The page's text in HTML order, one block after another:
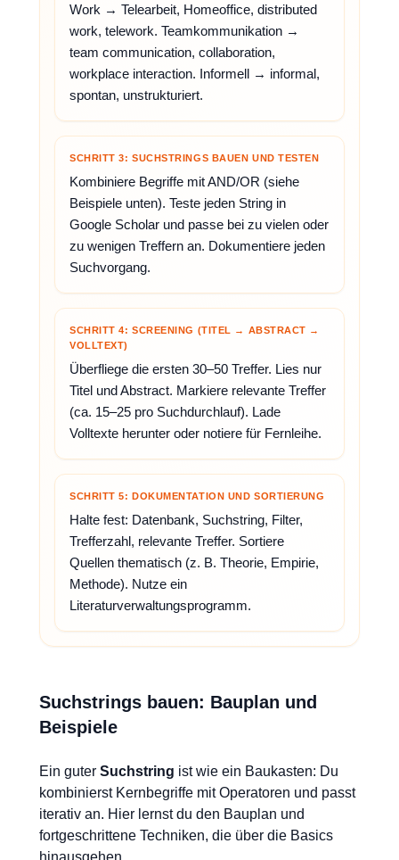
Work → Telearbeit, Homeoffice, distributed
work, telework. Teamkommunikation →
team communication, collaboration,
workplace interaction. Informell → informal,
spontan, unstrukturiert.
SCHRITT 3: SUCHSTRINGS BAUEN UND TESTEN
Kombiniere Begriffe mit AND/OR (siehe
Beispiele unten). Teste jeden String in
Google Scholar und passe bei zu vielen oder
zu wenigen Treffern an. Dokumentiere jeden
Suchvorgang.
SCHRITT 4: SCREENING (TITEL → ABSTRACT →
VOLLTEXT)
Überfliege die ersten 30–50 Treffer. Lies nur
Titel und Abstract. Markiere relevante Treffer
(ca. 15–25 pro Suchdurchlauf). Lade
Volltexte herunter oder notiere für Fernleihe.
SCHRITT 5: DOKUMENTATION UND SORTIERUNG
Halte fest: Datenbank, Suchstring, Filter,
Trefferzahl, relevante Treffer. Sortiere
Quellen thematisch (z. B. Theorie, Empirie,
Methode). Nutze ein
Literaturverwaltungsprogramm.
Suchstrings bauen: Bauplan und
Beispiele
Ein guter Suchstring ist wie ein Baukasten: Du
kombinierst Kernbegriffe mit Operatoren und passt
iterativ an. Hier lernst du den Bauplan und
fortgeschrittene Techniken, die über die Basics
hinausgehen.